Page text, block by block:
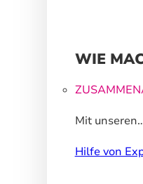
WIE
Mit unseren
Hilfe von